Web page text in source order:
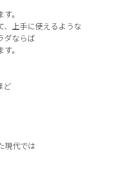
。
、上手に使えるような
ダならば
。
ど
現代では